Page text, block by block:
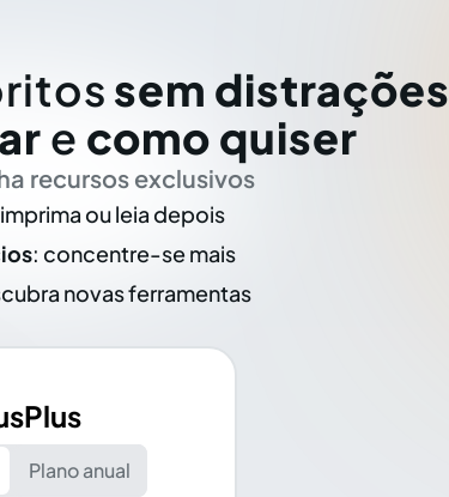
sem distrações
e como quiser
recursos exclusivos
ou leia depois
: concentre-se mais
novas ferramentas
Plano anual